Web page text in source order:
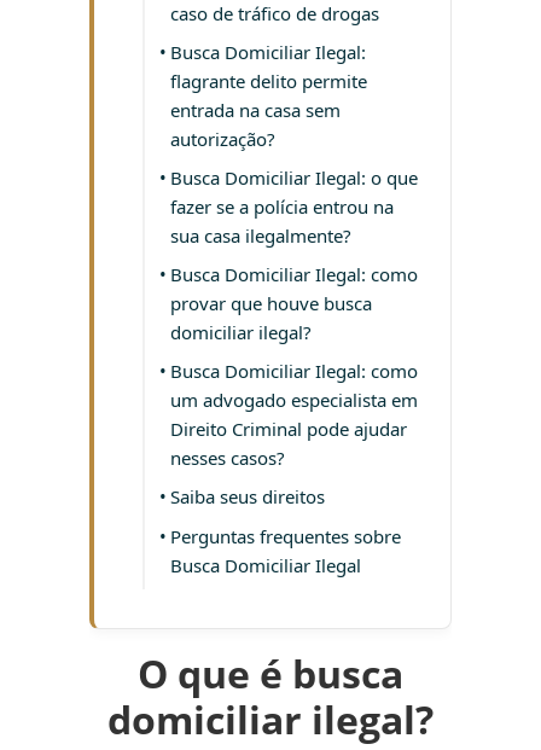
caso de tráfico de drogas
Busca Domiciliar Ilegal:
flagrante delito permite
entrada na casa sem
autorização?
Busca Domiciliar Ilegal: o que
fazer se a polícia entrou na
sua casa ilegalmente?
Busca Domiciliar Ilegal: como
provar que houve busca
domiciliar ilegal?
Busca Domiciliar Ilegal: como
um advogado especialista em
Direito Criminal pode ajudar
nesses casos?
Saiba seus direitos
Perguntas frequentes sobre
Busca Domiciliar Ilegal
O que é busca
domiciliar ilegal?